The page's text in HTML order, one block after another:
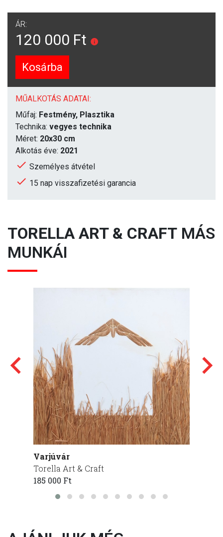
ÁR:
120 000 Ft
Kosárba
MŰALKOTÁS ADATAI:
Műfaj: Festmény, Plasztika
Technika: vegyes technika
Méret: 20x30 cm
Alkotás éve: 2021
Személyes átvétel
15 nap visszafizetési garancia
TORELLA ART & CRAFT MÁS
MUNKÁI
Varjúvár
Torella Art & Craft
185 000 Ft